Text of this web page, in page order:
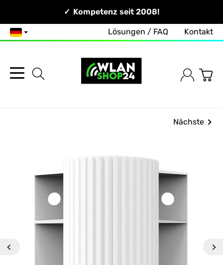
Persönlich & Erreichbar!Kompetenz seit 2008!
Deutsch Lösungen / FAQ Kontakt
Nächste